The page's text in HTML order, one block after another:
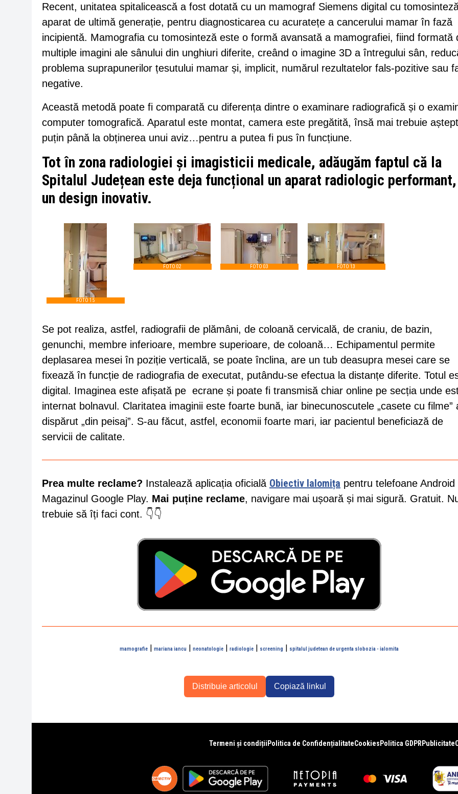
Recent, unitatea spitalicească a fost dotată cu un mamograf Siemens digital cu
aparat de ultimă generație, pentru diagnosticarea cu acuratețe a cancerului mamar în fază
incipientă. Mamografia cu tomosinteză este o formă avansată a mamografiei, fiind formată
multiple imagini ale sânului din unghiuri diferite, creând o imagine 3D a întregului sân,
problema suprapunerilor țesutului mamar și, implicit, numărul rezultatelor fals-pozitive sau
negative.
Această metodă poate fi comparată cu diferența dintre o examinare radiografică și o
computer tomografică. Aparatul este montat, camera este pregătită, însă mai trebuie
puțin până la obținerea unui aviz…pentru a putea fi pus în funcțiune.
Tot în zona radiologiei și imagisticii medicale, adăugăm faptul că la
Spitalul Județean este deja funcțional un aparat radiologic
un design inovativ.
FOTO 15
FOTO 02 FOTO 03 FOTO 13
Se pot realiza, astfel, radiografii de plămâni, de coloană cervicală, de craniu, de bazin,
genunchi, membre inferioare, membre superioare, de coloană… Echipamentul permite
deplasarea mesei în poziție verticală, se poate înclina, are un tub deasupra mesei care se
fixează în funcție de radiografia de executat, putându-se efectua la distanțe diferite. Totul
digital. Imaginea este afișată pe ecrane și poate fi transmisă chiar online pe secția unde
internat bolnavul. Claritatea imaginii este foarte bună, iar binecunoscutele „casete cu filme”
dispărut „din peisaj”. S-au făcut, astfel, economii foarte mari, iar pacientul beneficiază de
servicii de calitate.
Prea multe reclame? Instalează aplicația oficială Obiectiv Ialomița pentru telefoane Android
Magazinul Google Play. Mai puține reclame, navigare mai ușoară și mai sigură. Gratuit.
trebuie să îți faci cont. 👇👇
mamografie | mariana iancu | neonatologie | radiologie | screening | spitalul judetean de urgenta slobozia - ialomita
Distribuie articolul Copiază linkul
Termeni și condițiiPolitica de ConfidențialitateCookiesPolitica GDPRPublicitate